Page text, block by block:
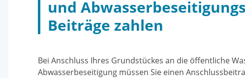
und
Beiträge zahlen
Bei Anschluss Ihres Grundstückes an die öffentliche
Abwasserbeseitigung müssen Sie einen